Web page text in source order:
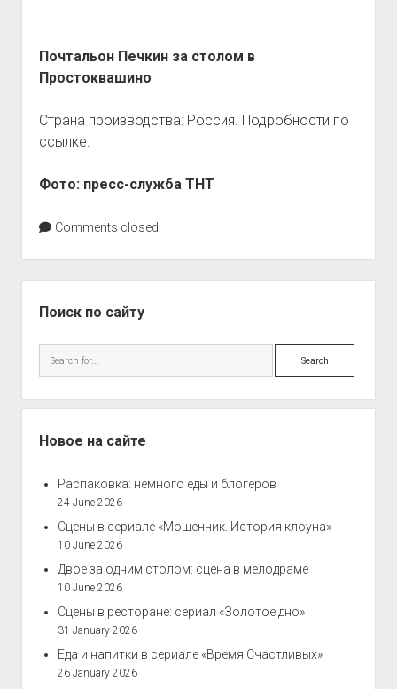
Почтальон Печкин за столом в
Простоквашино
Страна производства: Россия. Подробности по
ссылке.
Фото: пресс-служба ТНТ
Comments closed
Поиск по сайту
Search
Новое на сайте
Распаковка: немного еды и блогеров
24 June 2026
Сцены в сериале «Мошенник. История клоуна»
10 June 2026
Двое за одним столом: сцена в мелодраме
10 June 2026
Сцены в ресторане: сериал «Золотое дно»
31 January 2026
Еда и напитки в сериале «Время Счастливых»
26 January 2026